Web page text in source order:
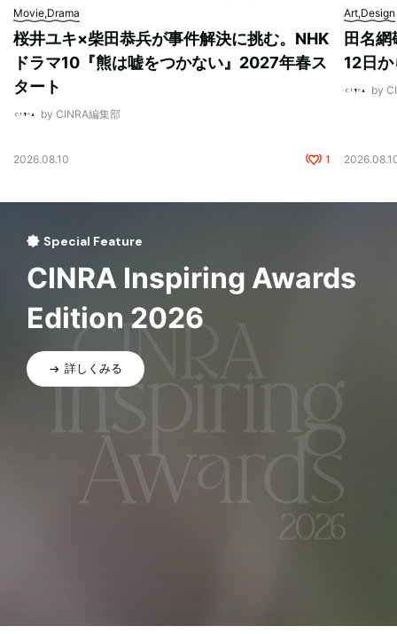
Movie,Drama
桜井ユキ×柴田恭兵が事件解決に挑む。NHK
ドラマ10『熊は嘘をつかない』2027年春ス
タート
by CINRA編集部
2026.08.10 1
Art,Design
田名
12日
by
Special Feature
CINRA Inspiring Awards
Edition 2026
詳しくみる